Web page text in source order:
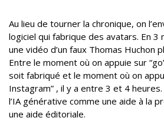
Au lieu de tourner la chronique, on
logiciel qui fabrique des avatars. En 3
une vidéo d’un faux Thomas Huchon
Entre le moment où on appuie sur
soit fabriqué et le moment où on
Instagram” , il y a entre 3 et 4 heures.
l’IA générative comme une aide à la
une aide éditoriale.